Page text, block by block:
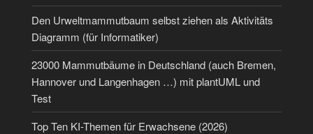
Den Urweltmammutbaum selbst ziehen als Aktivitäts
Diagramm (für Informatiker)
23000 Mammutbäume in Deutschland (auch Bremen,
Hannover und Langenhagen …) mit plantUML und
Test
Top Ten KI-Themen für Erwachsene (2026)